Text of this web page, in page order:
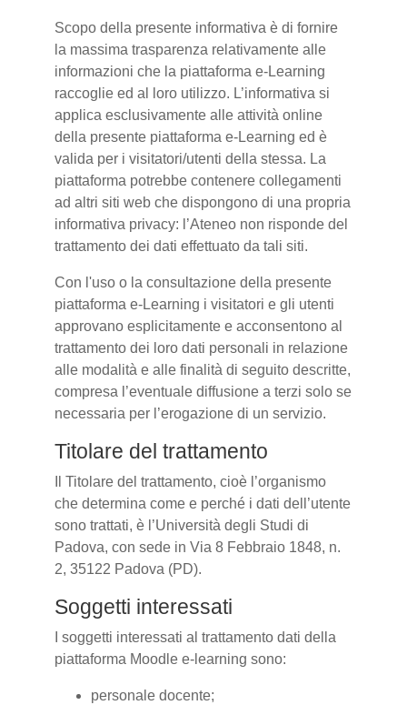
Scopo della presente informativa è di fornire
la massima trasparenza relativamente alle
informazioni che la piattaforma e-Learning
raccoglie ed al loro utilizzo. L’informativa si
applica esclusivamente alle attività online
della presente piattaforma e-Learning ed è
valida per i visitatori/utenti della stessa. La
piattaforma potrebbe contenere collegamenti
ad altri siti web che dispongono di una propria
informativa privacy: l’Ateneo non risponde del
trattamento dei dati effettuato da tali siti.
Con l'uso o la consultazione della presente
piattaforma e-Learning i visitatori e gli utenti
approvano esplicitamente e acconsentono al
trattamento dei loro dati personali in relazione
alle modalità e alle finalità di seguito descritte,
compresa l’eventuale diffusione a terzi solo se
necessaria per l’erogazione di un servizio.
Titolare del trattamento
Il Titolare del trattamento, cioè l’organismo
che determina come e perché i dati dell’utente
sono trattati, è l’Università degli Studi di
Padova, con sede in Via 8 Febbraio 1848, n.
2, 35122 Padova (PD).
Soggetti interessati
I soggetti interessati al trattamento dati della
piattaforma Moodle e-learning sono:
personale docente;